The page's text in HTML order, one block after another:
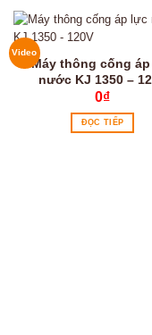
Video
Máy thông cống
nước KJ 1350 –
0₫
ĐỌC TIẾP